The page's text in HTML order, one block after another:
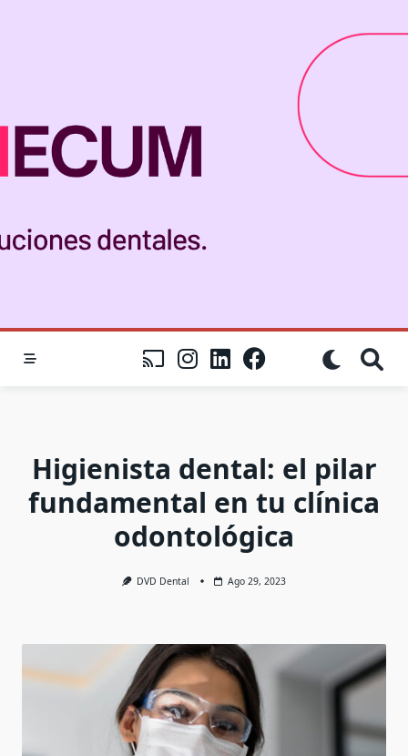
Higienista dental: el pilar
fundamental en tu clínica
odontológica
DVD Dental Ago 29, 2023